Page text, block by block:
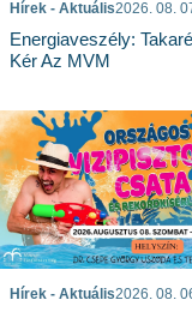
Hírek - Aktuális2026. 08.
Energiaveszély:
Kér Az MVM
Hírek - Aktuális2026. 08.